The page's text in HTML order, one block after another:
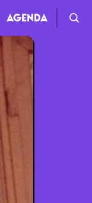
AGENDA